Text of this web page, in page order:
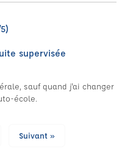
supervisée
sauf quand j'ai changer
école.
Suivant »